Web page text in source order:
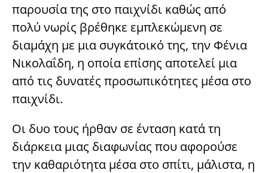
παρουσία της στο παιχνίδι καθώς από
πολύ νωρίς βρέθηκε εμπλεκώμενη σε
διαμάχη με μια συγκάτοικό της, την Φένια
Νικολαΐδη, η οποία επίσης αποτελεί μια
από τις δυνατές προσωπικότητες μέσα στο
παιχνίδι.
Οι δυο τους ήρθαν σε ένταση κατά τη
διάρκεια μιας διαφωνίας που αφορούσε
την καθαριότητα μέσα στο σπίτι, μάλιστα, η